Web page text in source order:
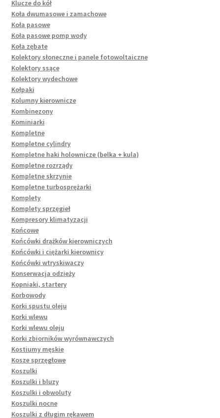
Klucze do kół
Koła dwumasowe i zamachowe
Koła pasowe
Koła pasowe pomp wody
Koła zębate
Kolektory słoneczne i panele fotowoltaiczne
Kolektory ssące
Kolektory wydechowe
Kołpaki
Kolumny kierownicze
Kombinezony
Kominiarki
Kompletne
Kompletne cylindry
Kompletne haki holownicze (belka + kula)
Kompletne rozrządy
Kompletne skrzynie
Kompletne turbosprężarki
Komplety
Komplety sprzęgieł
Kompresory klimatyzacji
Końcowe
Końcówki drążków kierowniczych
Końcówki i ciężarki kierownicy
Końcówki wtryskiwaczy
Konserwacja odzieży
Kopniaki, startery
Korbowody
Korki spustu oleju
Korki wlewu
Korki wlewu oleju
Korki zbiorników wyrównawczych
Kostiumy męskie
Kosze sprzęgłowe
Koszulki
Koszulki i bluzy
Koszulki i obwoluty
Koszulki nocne
Koszulki z długim rękawem